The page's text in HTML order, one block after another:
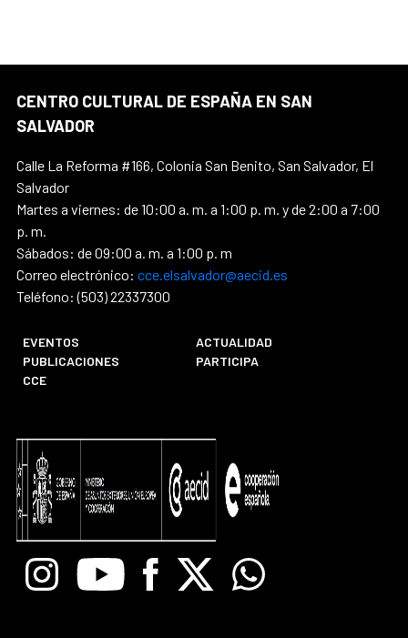
CENTRO CULTURAL DE ESPAÑA EN SAN
SALVADOR
Calle La Reforma #166, Colonia San Benito, San Salvador, El
Salvador
Martes a viernes: de 10:00 a. m. a 1:00 p. m. y de 2:00 a 7:00
p. m.
Sábados: de 09:00 a. m. a 1:00 p. m
Correo electrónico: cce.elsalvador@aecid.es
Teléfono: (503) 22337300
EVENTOS
ACTUALIDAD
PUBLICACIONES
PARTICIPA
CCE
InstagramYoutube Facebook
X Whatsapp